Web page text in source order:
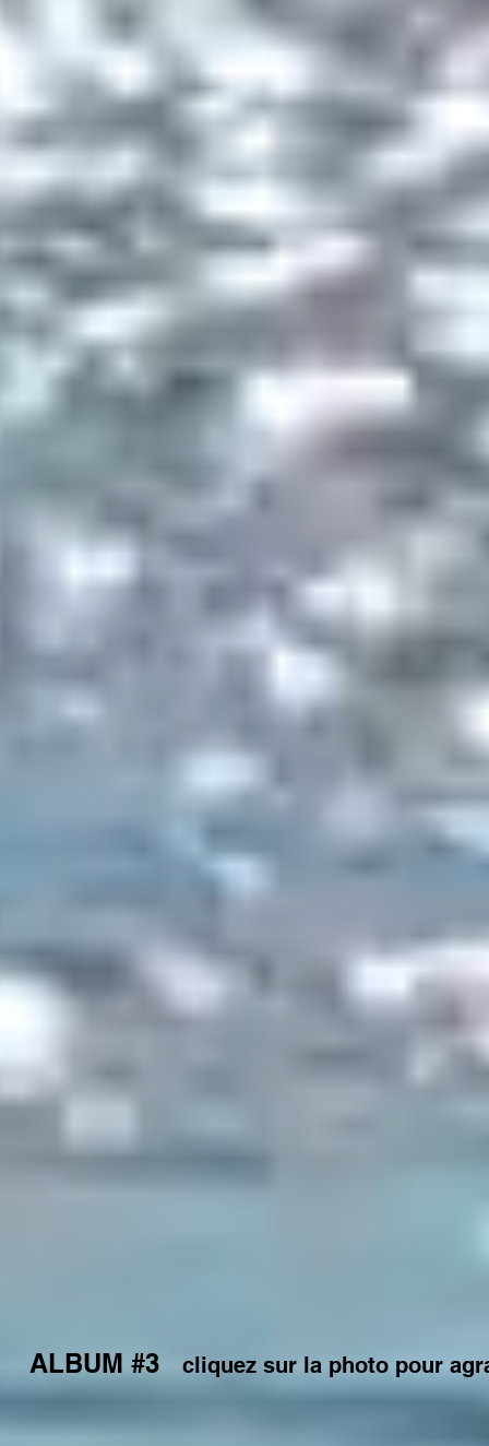
ALBUM #3 cliquez sur la photo pour